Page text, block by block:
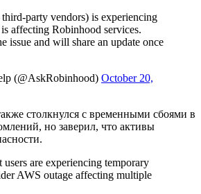
party vendors) is experiencing
affecting Robinhood services.
issue and will share an update once
(@AskRobinhood) October 20,
столкнулся с временными сбоями в
но заверил, что активы
users are experiencing temporary
AWS outage affecting multiple